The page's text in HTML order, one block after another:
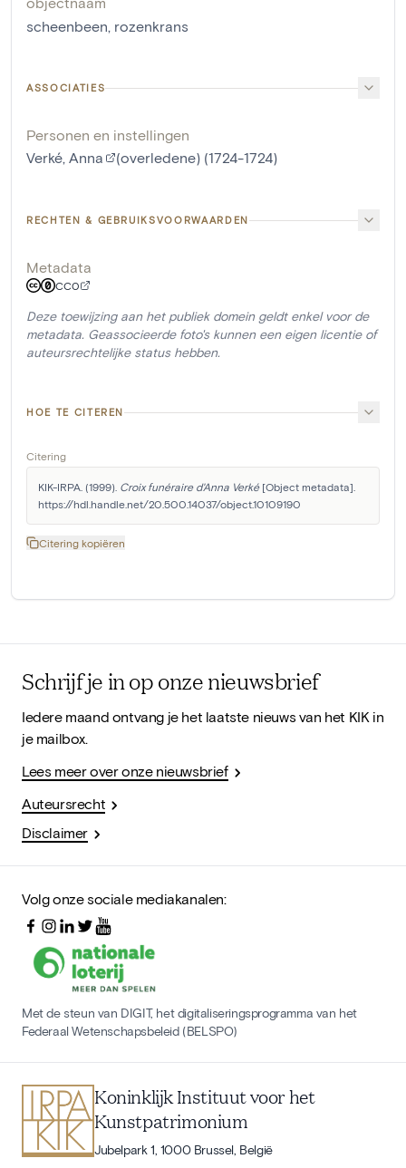
scheenbeen, rozenkrans
ASSOCIATIES
Personen en instellingen
Verké, Anna
(overledene) (1724-1724)
RECHTEN & GEBRUIKSVOORWAARDEN
Metadata
CC0
Deze toewijzing aan het publiek domein geldt enkel voor de
metadata. Geassocieerde foto's kunnen een eigen licentie of
auteursrechtelijke status hebben.
HOE TE CITEREN
Citering
KIK-IRPA. (1999). Croix funéraire d'Anna Verké [Object metadata].
https://hdl.handle.net/20.500.14037/object.10109190
Citering kopiëren
Schrijf je in op onze nieuwsbrief
Iedere maand ontvang je het laatste nieuws van het KIK in
je mailbox.
Lees meer over onze nieuwsbrief
Auteursrecht
Disclaimer
Volg onze sociale mediakanalen:
Met de steun van DIGIT, het digitaliseringsprogramma van het
Federaal Wetenschapsbeleid (BELSPO)
Koninklijk Instituut voor het
Kunstpatrimonium
Jubelpark 1, 1000 Brussel, België